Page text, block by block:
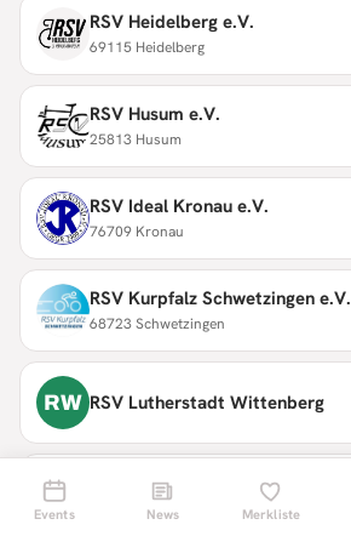
RSV Heidelberg e.V.
69115 Heidelberg
RSV Husum e.V.
25813 Husum
RSV Ideal Kronau e.V.
76709 Kronau
RSV Kurpfalz Schwetzingen e.V.
68723 Schwetzingen
RW RSV Lutherstadt Wittenberg
RSV Moosburg e.V.
85368 Moosburg a.d. Isar
© 2008–2026 Radsport Events
Für Partner ImpressumDatenschutzÜber uns
Events News Merkliste